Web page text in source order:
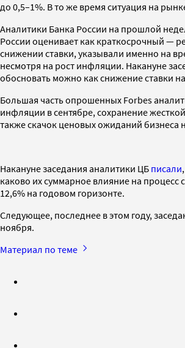
до 0,5–1%. В то же время ситуация на
Аналитики Банка России на прошлой
России оценивает как краткосрочный —
снижении ставки, указывали именно на
несмотря на рост инфляции. Накануне
обосновать можно как снижение ставки
Большая часть опрошенных Forbes
инфляции в сентябре, сохранение
также скачок ценовых ожиданий
Накануне заседания аналитики ЦБ писали
каково их суммарное влияние на
12,6% на годовом горизонте.
Следующее, последнее в этом году,
ноября.
Материал по теме